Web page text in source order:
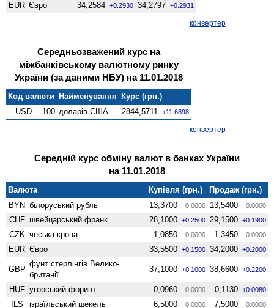
EUR Євро 34,2584 +0.2930 34,2797 +0.2931
конвертер
Середньозважений курс на
міжбанківському валютному ринку
України (за даними НБУ) на 11.01.2018
Код валюти Найменування Курс (грн.)
USD
100 доларів США 2844,5711 +11.6898
конвертер
Середній курс обміну валют в банках України
на 11.01.2018
Валюта Купівля (грн.)
Продаж (грн.)
BYN білоруський рубль 13,3700 0.0000 13,5400 0.0000
CHF швейцарський франк 28,1000 +0.2500 29,1500 +0.1900
CZK чеська крона 1,0850 0.0000 1,3450 0.0000
EUR Євро 33,5500 +0.1500 34,2000 +0.2000
GBP
фунт стерлінгів Велико­
британії
37,1000 +0.1000 38,6600 +0.2200
HUF угорський форинт 0,0960 0.0000 0,1130 +0.0080
ILS ізраїльський шекель 6,5000 0.0000 7,5000 0.0000